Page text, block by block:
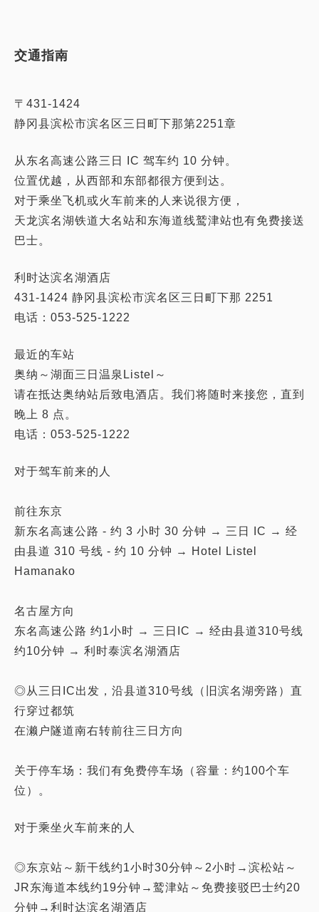
交通指南
〒431-1424
静冈县滨松市滨名区三日町下那第2251章
从东名高速公路三日 IC 驾车约 10 分钟。
位置优越，从西部和东部都很方便到达。
对于乘坐飞机或火车前来的人来说很方便，
天龙滨名湖铁道大名站和东海道线鹫津站也有免费接送
巴士。
利时达滨名湖酒店
431-1424 静冈县滨松市滨名区三日町下那 2251
电话：053-525-1222
最近的车站
奥纳～湖面三日温泉Listel～
请在抵达奥纳站后致电酒店。我们将随时来接您，直到
晚上 8 点。
电话：053-525-1222
对于驾车前来的人
前往东京
新东名高速公路 - 约 3 小时 30 分钟 → 三日 IC → 经
由县道 310 号线 - 约 10 分钟 → Hotel Listel
Hamanako
名古屋方向
东名高速公路 约1小时 → 三日IC → 经由县道310号线
约10分钟 → 利时泰滨名湖酒店
◎从三日IC出发，沿县道310号线（旧滨名湖旁路）直
行穿过都筑
在濑户隧道南右转前往三日方向
关于停车场：我们有免费停车场（容量：约100个车
对于乘坐火车前来的人
◎东京站～新干线约1小时30分钟～2小时→滨松站～
JR东海道本线约19分钟→鹫津站～免费接驳巴士约20
分钟→利时达滨名湖酒店